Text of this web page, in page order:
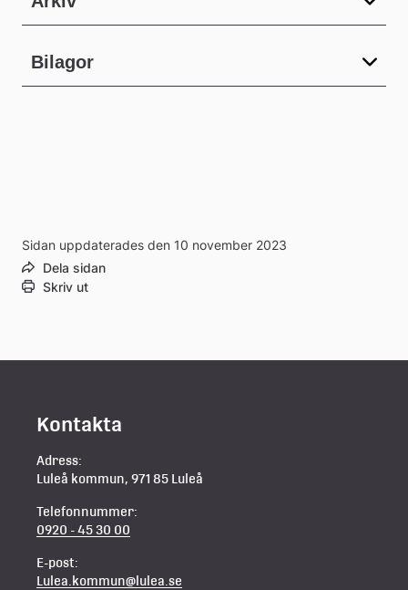
Bilagor
Sidan uppdaterades den 10 november 2023
Dela sidan
Skriv ut
Kontakta
Adress:
Luleå kommun, 971 85 Luleå
Telefonnummer:
0920 - 45 30 00
E-post:
Lulea.kommun@lulea.se